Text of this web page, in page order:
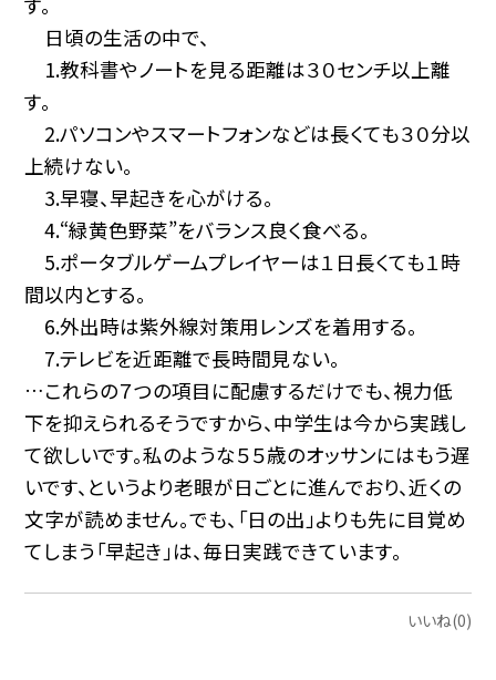
日頃の生活の中で、
1.教科書やノートを見る距離は３０センチ以上離
す。
2.パソコンやスマートフォンなどは長くても３０分以
上続けない。
3.早寝、早起きを心がける。
4.“緑黄色野菜”をバランス良く食べる。
5.ポータブルゲームプレイヤーは１日長くても１時
間以内とする。
6.外出時は紫外線対策用レンズを着用する。
7.テレビを近距離で長時間見ない。
…これらの７つの項目に配慮するだけでも、視力低
下を抑えられるそうですから、中学生は今から実践し
て欲しいです。私のような５５歳のオッサンにはもう遅
いです、というより老眼が日ごとに進んでおり、近くの
文字が読めません。でも、「日の出」よりも先に目覚め
てしまう「早起き」は、毎日実践できています。
いいね(0)